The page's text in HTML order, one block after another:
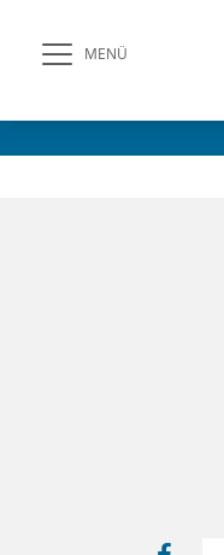
MENÜ